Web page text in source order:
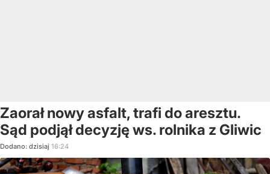
Zaorał nowy asfalt, trafi do aresztu.
Sąd podjął decyzję ws. rolnika z Gliwic
Dodano: dzisiaj 16:24